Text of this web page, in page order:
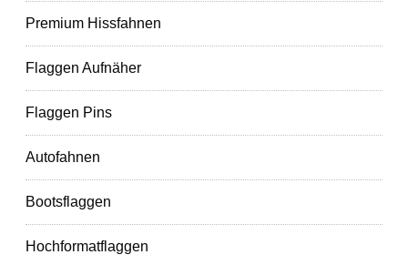
Premium Hissfahnen
Flaggen Aufnäher
Flaggen Pins
Autofahnen
Bootsflaggen
Hochformatflaggen